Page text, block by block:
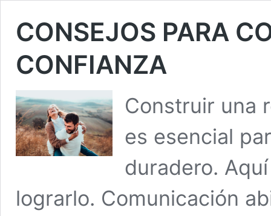
CONSEJOS PARA
CONFIANZA
Construir una
es esencial
duradero.
lograrlo. Comunicación